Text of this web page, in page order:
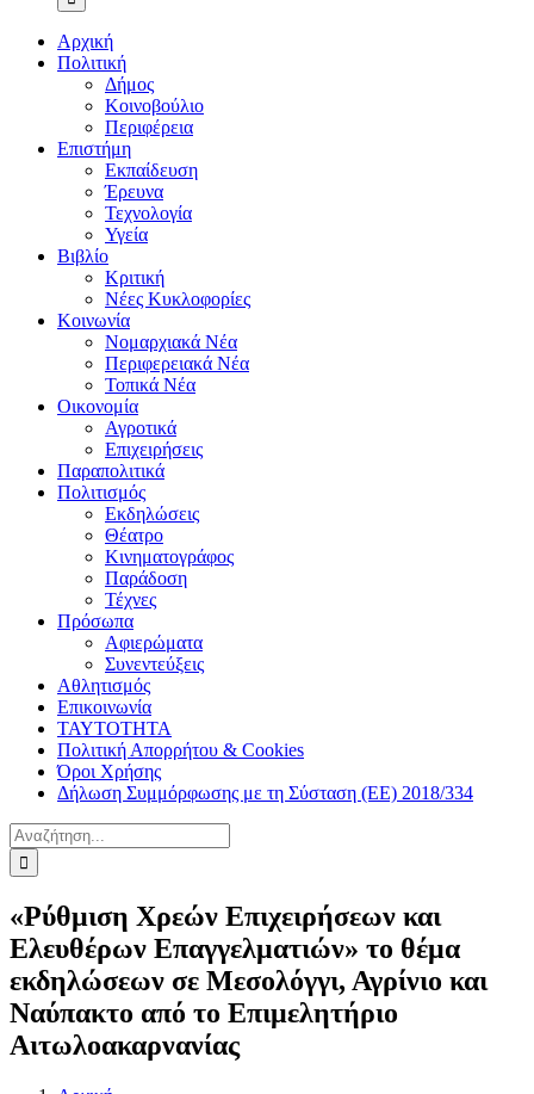
Αρχική
Πολιτική
Δήμος
Κοινοβούλιο
Περιφέρεια
Επιστήμη
Εκπαίδευση
Έρευνα
Τεχνολογία
Υγεία
Βιβλίο
Κριτική
Νέες Κυκλοφορίες
Κοινωνία
Νομαρχιακά Νέα
Περιφερειακά Νέα
Τοπικά Νέα
Οικονομία
Αγροτικά
Επιχειρήσεις
Παραπολιτικά
Πολιτισμός
Εκδηλώσεις
Θέατρο
Κινηματογράφος
Παράδοση
Τέχνες
Πρόσωπα
Αφιερώματα
Συνεντεύξεις
Αθλητισμός
Επικοινωνία
ΤΑΥΤΟΤΗΤΑ
Πολιτική Απορρήτου & Cookies
Όροι Χρήσης
Δήλωση Συμμόρφωσης με τη Σύσταση (ΕΕ) 2018/334
Αναζήτηση
για:
«Ρύθμιση Χρεών Επιχειρήσεων και
Ελευθέρων Επαγγελματιών» το θέμα
εκδηλώσεων σε Μεσολόγγι, Αγρίνιο και
Ναύπακτο από το Επιμελητήριο
Αιτωλοακαρνανίας